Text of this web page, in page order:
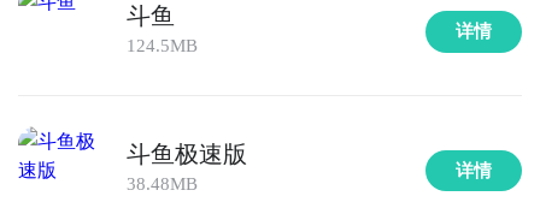
斗鱼
124.5MB
详情
斗鱼极速版
38.48MB
详情